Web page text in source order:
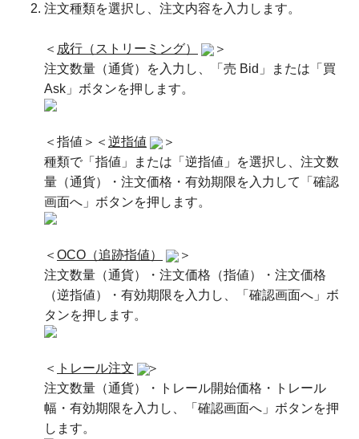
注文種類を選択し、注文内容を入力します。
＜ 成行（ストリーミング）
＞
注文数量（通貨）を入力し、「売 Bid」または「買
Ask」ボタンを押します。
＜指値＞＜ 逆指値
＞
種類で「指値」または「逆指値」を選択し、注文数
量（通貨）・注文価格・有効期限を入力して「確認
画面へ」ボタンを押します。
＜ OCO（追跡指値）
＞
注文数量（通貨）・注文価格（指値）・注文価格
（逆指値）・有効期限を入力し、「確認画面へ」ボ
タンを押します。
＜ トレール注文
＞
注文数量（通貨）・トレール開始価格・トレール
幅・有効期限を入力し、「確認画面へ」ボタンを押
します。